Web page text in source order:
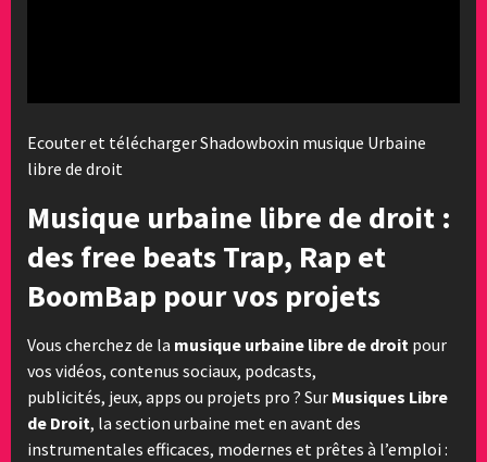
Ecouter et télécharger Shadowboxin musique Urbaine
libre de droit
Musique urbaine libre de droit :
des free beats Trap, Rap et
BoomBap pour vos projets
Vous cherchez de la musique urbaine libre de droit pour
vos vidéos, contenus sociaux, podcasts,
publicités, jeux, apps ou projets pro ? Sur Musiques Libre
de Droit, la section urbaine met en avant des
instrumentales efficaces, modernes et prêtes à l’emploi :